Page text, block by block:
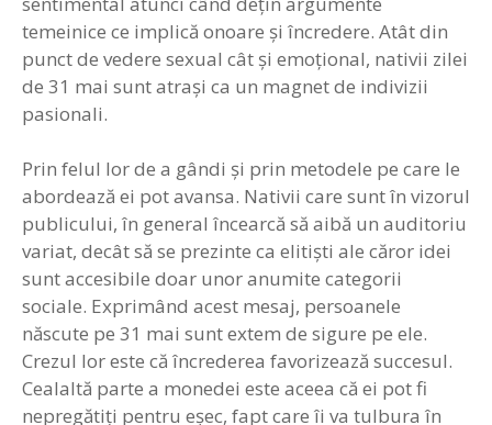
temeinice ce implică onoare şi încredere. Atât din
punct de vedere sexual cât şi emoţional, nativii zilei
de 31 mai sunt atraşi ca un magnet de indivizii
pasionali.
Prin felul lor de a gândi şi prin metodele pe care le
abordează ei pot avansa. Nativii care sunt în vizorul
publicului, în general încearcă să aibă un auditoriu
variat, decât să se prezinte ca elitişti ale căror idei
sunt accesibile doar unor anumite categorii
sociale. Exprimând acest mesaj, persoanele
născute pe 31 mai sunt extem de sigure pe ele.
Crezul lor este că încrederea favorizează succesul.
Cealaltă parte a monedei este aceea că ei pot fi
nepregătiţi pentru eşec, fapt care îi va tulbura în